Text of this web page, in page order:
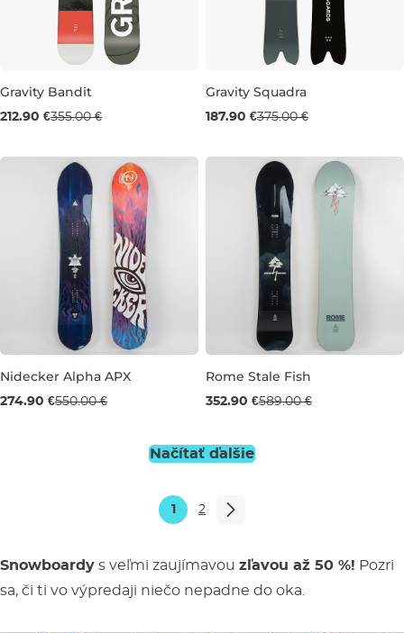
Výpredaj -40 %
157 162
Gravity Bandit
212.90 €355.00 € Výpredaj -50 %
157
Gravity Squadra
187.90 €375.00 €
Použitý tovar -50%
Nidecker Alpha APX
274.90 €550.00 € Použitý tovar -40%
Rome Stale Fish
352.90 €589.00 €
Načítať ďalšie
1 2
Snowboardy s veľmi zaujímavou zľavou až 50 %! Pozri
sa, či ti vo výpredaji niečo nepadne do oka.